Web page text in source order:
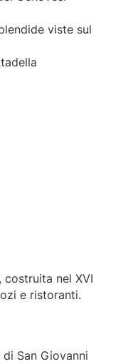
viste sul
nel XVI
e ristoranti.
San Giovanni